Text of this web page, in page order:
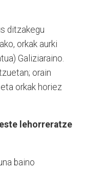
ditzakegu
orkak aurki
Galiziaraino.
orain
orkak horiez
lehorreratze
baino